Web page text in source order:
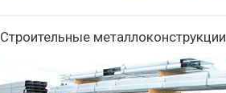
Строительные металлоконструкции